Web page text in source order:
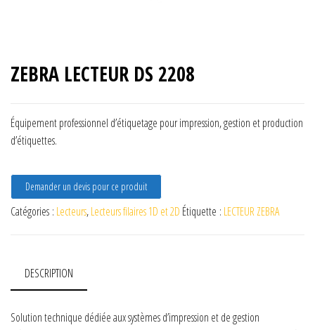
ZEBRA LECTEUR DS 2208
Équipement professionnel d’étiquetage pour impression, gestion et production
d’étiquettes.
Demander un devis pour ce produit
Catégories : Lecteurs,Lecteurs filaires 1D et 2D Étiquette : LECTEUR ZEBRA
DESCRIPTION
Solution technique dédiée aux systèmes d’impression et de gestion